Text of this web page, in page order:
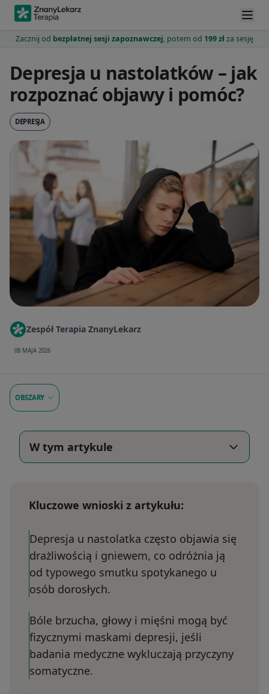
Zacznij od bezpłatnej sesji zapoznawczej, potem od 199 złza sesję
Depresja u nastolatków – jak
rozpoznać objawy i pomóc?
DEPRESJA
Zespół Terapia ZnanyLekarz
08 MAJA 2026
OBSZARY
W tym artykule
Kluczowe wnioski z artykułu:
Depresja u nastolatka często objawia się
drażliwością i gniewem, co odróżnia ją
od typowego smutku spotykanego u
osób dorosłych.
Bóle brzucha, głowy i mięśni mogą być
fizycznymi maskami depresji, jeśli
badania medyczne wykluczają przyczyny
somatyczne.